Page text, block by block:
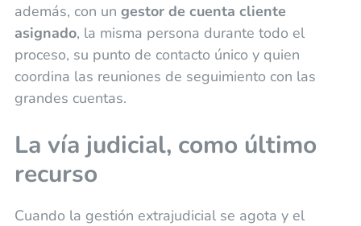
además, con un gestor de cuenta cliente
asignado, la misma persona durante todo el
proceso, su punto de contacto único y quien
coordina las reuniones de seguimiento con las
grandes cuentas.
La vía judicial, como último
recurso
Cuando la gestión extrajudicial se agota y el